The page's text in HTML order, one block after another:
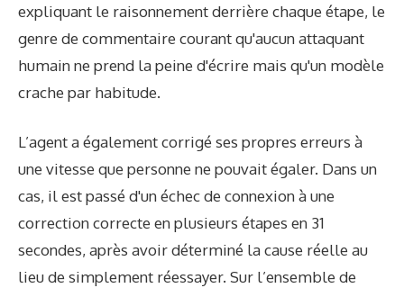
expliquant le raisonnement derrière chaque étape, le
genre de commentaire courant qu'aucun attaquant
humain ne prend la peine d'écrire mais qu'un modèle
crache par habitude.
L’agent a également corrigé ses propres erreurs à
une vitesse que personne ne pouvait égaler. Dans un
cas, il est passé d'un échec de connexion à une
correction correcte en plusieurs étapes en 31
secondes, après avoir déterminé la cause réelle au
lieu de simplement réessayer. Sur l’ensemble de